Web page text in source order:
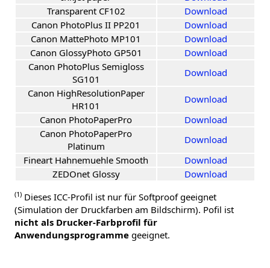
Transparent CF102
Download
Canon PhotoPlus II PP201
Download
Canon MattePhoto MP101
Download
Canon GlossyPhoto GP501
Download
Canon PhotoPlus Semigloss
SG101
Download
Canon HighResolutionPaper
HR101
Download
Canon PhotoPaperPro
Download
Canon PhotoPaperPro
Platinum
Download
Fineart Hahnemuehle Smooth
Download
ZEDOnet Glossy
Download
(1) Dieses ICC-Profil ist nur für Softproof geeignet
(Simulation der Druckfarben am Bildschirm). Pofil ist
nicht als Drucker-Farbprofil für
Anwendungsprogramme geeignet.